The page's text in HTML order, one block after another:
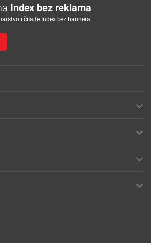
Index bez reklama
i čitajte Index bez bannera.